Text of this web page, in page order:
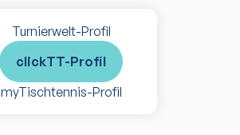
Turnierwelt-Profil
clickTT-Profil
myTischtennis-Profil